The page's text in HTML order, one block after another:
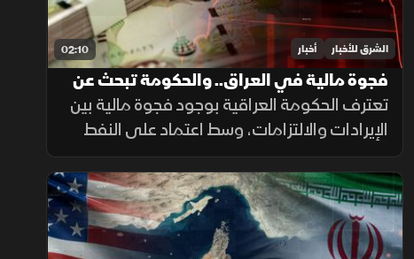
02:10 الشرق للأخبار أخبار
فجوة مالية في العراق.. والحكومة تبحث عن
حلول لضمان الرواتب
تعترف الحكومة العراقية بوجود فجوة مالية بين
الإيرادات والالتزامات، وسط اعتماد على النفط
لتمويل الإنفاق العام، فيما يحذر خبراء من
تداعيات تأخير الرواتب على الاقتصاد والأسواق.